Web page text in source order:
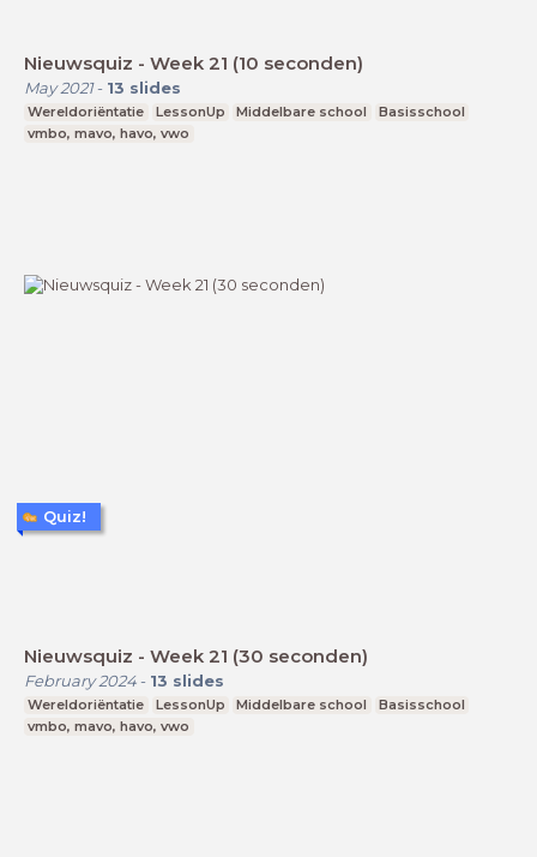
Nieuwsquiz - Week 21 (10 seconden)
May 2021- 13 slides
Wereldoriëntatie LessonUp Middelbare school
Basisschool
vmbo, mavo, havo, vwo
Nieuwsquiz - Week 21 (30 seconden)
February 2024- 13 slides
Wereldoriëntatie LessonUp Middelbare school
Basisschool
vmbo, mavo, havo, vwo
Quiz!